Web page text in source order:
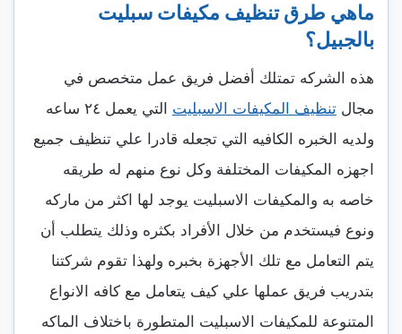
ماهي طرق تنظيف مكيفات سبليت
بالجبيل؟
هذه الشركه تمتلك أفضل فريق عمل متخصص في
مجال تنظيف المكيفات الاسبليت
التي يعمل ٢٤ ساعه
ولديه الخبره الكافيه التي تجعله قادرا علي تنظيف جميع
اجهزه المكيفات المختلفة وكل نوع منهم له طريقه
خاصه به والمكيفات الاسبليت يوجد لها اكثر من ماركه
ونوع فيستخدم من خلال الأفراد بكثره وذلك يتطلب أن
يتم التعامل مع تلك الأجهزة بخبره ولهذا تقوم شركتنا
بتدريب فريق عملها علي كيف يتعامل مع كافه الانواع
المتنوعة للمكيفات الاسبليت المتطورة باختلاف الماكه